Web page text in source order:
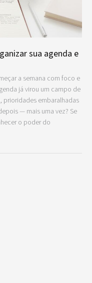
sua agenda e
a semana com foco e
já virou um campo de
prioridades embaralhadas
— mais uma vez? Se
o poder do